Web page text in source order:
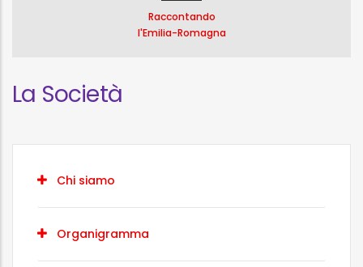
Raccontando
l'Emilia-Romagna
La Società
Chi siamo
Organigramma